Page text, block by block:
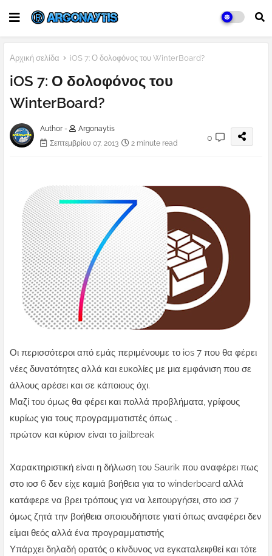
Αρχική σελίδα iOS 7: Ο δολοφόνος του WinterBoard?
iOS 7: Ο δολοφόνος του
WinterBoard?
Author -
Argonaytis
Σεπτεμβρίου 07, 2013
2 minute read
0
Οι περισσότεροι από εμάς περιμένουμε το ios 7 που θα φέρει
νέες δυνατότητες αλλά και ευκολίες με μια εμφάνιση που σε
άλλους αρέσει και σε κάποιους όχι.
Μαζί του όμως θα φέρει και πολλά προβλήματα, γρίφους
κυρίως για τους προγραμματιστές όπως ..
πρώτον και κύριον είναι το jailbreak
Χαρακτηριστική είναι η δήλωση του Saurik που αναφέρει πως
στο ιοσ 6 δεν είχε καμιά βοήθεια για το winderboard αλλά
κατάφερε να βρει τρόπους για να λειτουργήσει, στο ιοσ 7
όμως ζητά την βοήθεια οποιουδήποτε γιατί όπως αναφέρει δεν
είμαι θεός αλλά ένα προγραμματιστής
Υπάρχει δηλαδή ορατός ο κίνδυνος να εγκαταλειφθεί και τότε